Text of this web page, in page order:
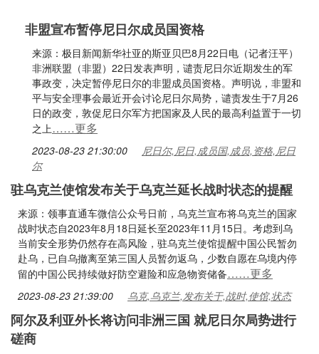
非盟宣布暂停尼日尔成员国资格
来源：极目新闻新华社亚的斯亚贝巴8月22日电（记者汪平）
非洲联盟（非盟）22日发表声明，谴责尼日尔近期发生的军
事政变，决定暂停尼日尔的非盟成员国资格。声明说，非盟和
平与安全理事会最近开会讨论尼日尔局势，谴责发生于7月26
日的政变，敦促尼日尔军方把国家及人民的最高利益置于一切
之上……更多
2023-08-23 21:30:00
尼日尔,尼日,成员国,成员,资格,尼日
尔
驻乌克兰使馆发布关于乌克兰延长战时状态的提醒
来源：领事直通车微信公众号日前，乌克兰宣布将乌克兰的国家
战时状态自2023年8月18日延长至2023年11月15日。考虑到乌
当前安全形势仍然存在高风险，驻乌克兰使馆提醒中国公民暂勿
赴乌，已自乌撤离至第三国人员暂勿返乌，少数自愿在乌境内停
留的中国公民持续做好防空避险和应急物资储备……更多
2023-08-23 21:39:00 乌克,乌克兰,发布关于,战时,使馆,状态
阿尔及利亚外长将访问非洲三国 就尼日尔局势进行
磋商